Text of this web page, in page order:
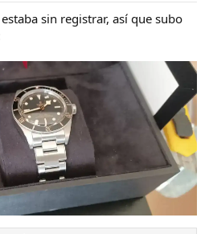
sin registrar, así que subo